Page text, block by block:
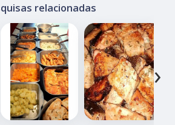
relacionadas
›